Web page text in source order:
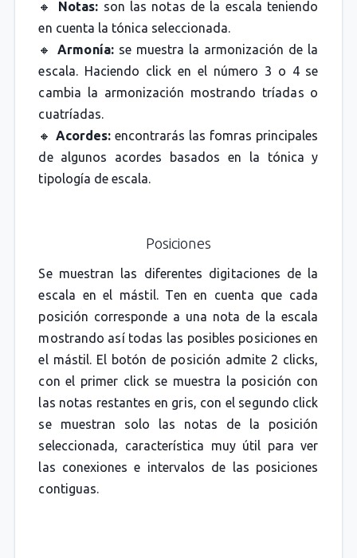
🔸 Notas: son las notas de la escala teniendo
en cuenta la tónica seleccionada.
🔸Armonía:se muestra la armonización de la
escala. Haciendo click en el número 3 o 4 se
cambia la armonización mostrando tríadas o
cuatríadas.
🔸 Acordes: encontrarás las fomras principales
de algunos acordes basados en la tónica y
tipología de escala.
Posiciones
Se muestran las diferentes digitaciones de la
escala en el mástil. Ten en cuenta que cada
posición corresponde a una nota de la escala
mostrando así todas las posibles posiciones en
el mástil. El botón de posición admite 2 clicks,
con el primer click se muestra la posición con
las notas restantes en gris, con el segundo click
se muestran solo las notas de la posición
seleccionada, característica muy útil para ver
las conexiones e intervalos de las posiciones
contiguas.